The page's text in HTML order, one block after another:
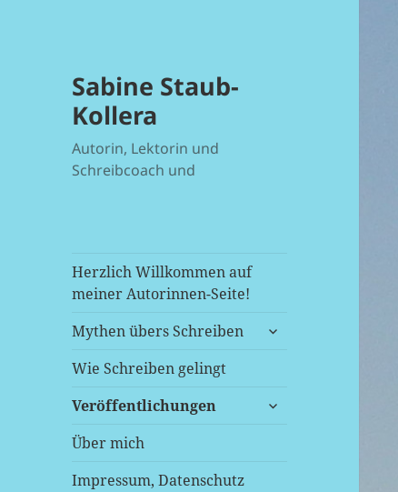
Sabine Staub-
Kollera
Autorin, Lektorin und
Schreibcoach und
Herzlich Willkommen auf
meiner Autorinnen-Seite!
Mythen übers Schreiben
untermenü
Wie Schreiben gelingt
Veröffentlichungen
untermenü
Über mich
Impressum, Datenschutz